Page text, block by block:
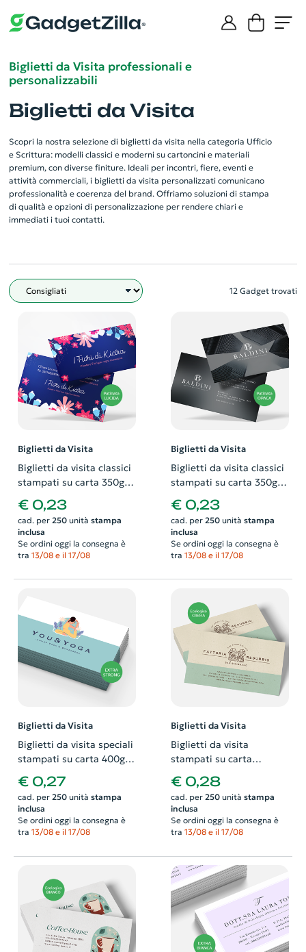
Biglietti da Visita professionali e
personalizzabili
Biglietti da Visita
Scopri la nostra selezione di biglietti da visita nella categoria Ufficio
e Scrittura: modelli classici e moderni su cartoncini e materiali
premium, con diverse finiture. Ideali per incontri, fiere, eventi e
attività commerciali, i biglietti da visita personalizzati comunicano
professionalità e coerenza del brand. Offriamo soluzioni di stampa
di qualità e opzioni di personalizzazione per rendere chiari e
immediati i tuoi contatti.
Filtro 12 Gadget trovati
Biglietti da Visita
Biglietti da visita classici
stampati su carta 350gr
patinata lucida.
Possibilità di richiedere
anche il progetto grafico
€ 0,23
cad. per 250unità stampa
inclusa
Se ordini oggi la consegna è
tra 13/08 e il 17/08
Biglietti da Visita
Biglietti da visita classici
stampati su carta 350gr
patinata opaca.
Possibilità di richiedere
anche il progetto grafico
€ 0,23
cad. per 250unità stampa
inclusa
Se ordini oggi la consegna è
tra 13/08 e il 17/08
Biglietti da Visita
Biglietti da visita speciali
stampati su carta 400gr
extra strong. Possibilità
di richiedere anche il
progetto grafico
€ 0,27
cad. per 250unità stampa
inclusa
Se ordini oggi la consegna è
tra 13/08 e il 17/08
Biglietti da Visita
Biglietti da visita
stampati su carta
ecologica 260gr color
crema. Possibilità di
richiedere anche il
progetto grafico
€ 0,28
cad. per 250unità stampa
inclusa
Se ordini oggi la consegna è
tra 13/08 e il 17/08